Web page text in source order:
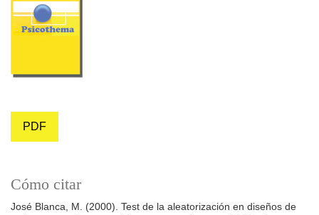
PDF
Cómo citar
José Blanca, M. (2000). Test de la aleatorización en diseños de